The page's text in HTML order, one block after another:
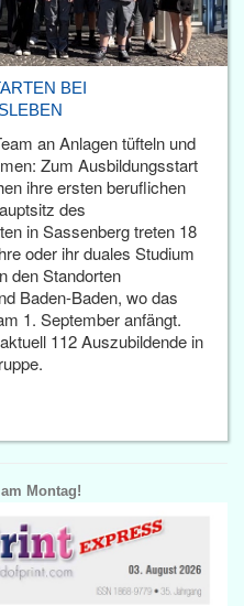
BEI
an Anlagen tüfteln und
Zum Ausbildungsstart
ihre ersten beruflichen
des
in Sassenberg treten 18
oder ihr duales Studium
den Standorten
Baden-Baden, wo das
1. September anfängt.
112 Auszubildende in
Montag!